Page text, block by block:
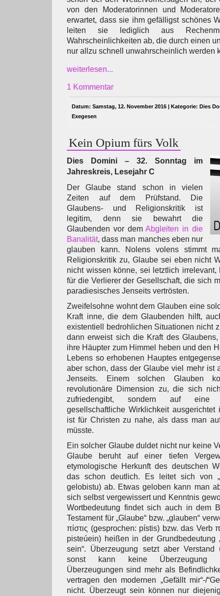
von den Moderatorinnen und
erwartet, dass sie ihm gefälligst schönes
leiten sie lediglich aus
Wahrscheinlichkeiten ab, die durch einen
nur allzu schnell unwahrscheinlich werden
weiterlesen...
1 Kommentar
Datum: Samstag, 12. November 2016 | Kategorie: Dies
Exegesen
Kein Opium fürs Volk
Dies Domini – 32. Sonntag im
Jahreskreis, Lesejahr C
Der Glaube stand schon in vielen
Zeiten auf dem Prüfstand. Die
Glaubens- und Religionskritik ist
legitim, denn sie bewahrt die
Glaubenden vor demAbgleiten in die
Banalität, dass man manches eben nur
glauben kann. Nolens volens stimmt
Religionskritik zu, Glaube sei eben nicht
nicht wissen könne, sei letztlich irrelevant,
für die Verlierer der Gesellschaft, die sich
paradiesisches Jenseits vertrösten.
Zweifelsohne wohnt dem Glauben eine
Kraft inne, die dem Glaubenden hilft,
existentiell bedrohlichen Situationen nicht
dann erweist sich die Kraft des
ihre Häupter zum Himmel heben und den
Lebens so erhobenen Hauptes
aber schon, dass der Glaube viel mehr ist
Jenseits. Einem solchen Glauben
revolutionäre Dimension zu, die sich
zufriedengibt, sondern auf eine
gesellschaftliche Wirklichkeit
ist für Christen zu nahe, als dass man
müsste.
Ein solcher Glaube duldet nicht nur keine
Glaube beruht auf einer tiefen
etymologische Herkunft des deutschen
das schon deutlich. Es leitet sich von
gelobistu) ab. Etwas geloben kann man
sich selbst vergewissert und Kenntnis
Wortbedeutung findet sich auch in dem
Testament für „Glaube“ bzw. „glauben“
πίστις (gesprochen: pístis) bzw. das Verb
pisteúein) heißen in der Grundbedeutung
sein“. Überzeugung setzt aber Verstand
sonst kann keine Überzeugung
Überzeugungen sind mehr als
vertragen den modernen „Gefällt mir“-/
nicht. Überzeugt sein können nur